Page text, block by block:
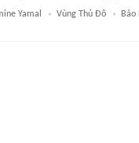
Yamal Vùng Thủ Đô Báo